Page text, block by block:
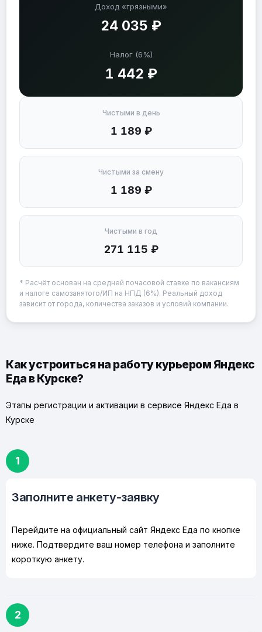
Доход «грязными»
24 035 ₽
Налог (6%)
1 442 ₽
Чистыми в день
1 189 ₽
Чистыми за смену
1 189 ₽
Чистыми в год
271 115 ₽
* Расчёт основан на средней почасовой ставке по вакансиям
и налоге самозанятого/ИП на НПД (6%). Реальный доход
зависит от города, количества заказов и условий компании.
Как устроиться на работу курьером Яндекс
Еда в Курске?
Этапы регистрации и активации в сервисе Яндекс Еда в
Курске
1
Заполните анкету-заявку
Перейдите на официальный сайт Яндекс Еда по кнопке
ниже. Подтвердите ваш номер телефона и заполните
короткую анкету.
2